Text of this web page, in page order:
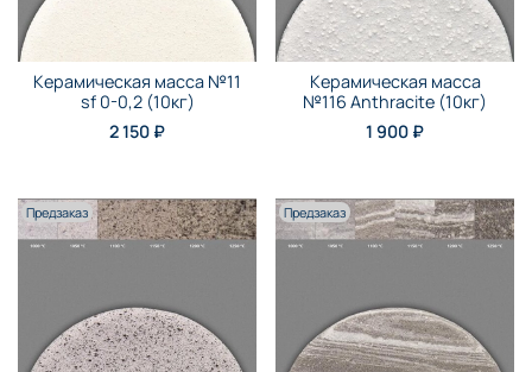
Керамическая масса №11
sf 0-0,2 (10кг)
2 150 ₽
Керамическая масса
№116 Anthraсite (10кг)
1 900 ₽
Предзаказ Предзаказ